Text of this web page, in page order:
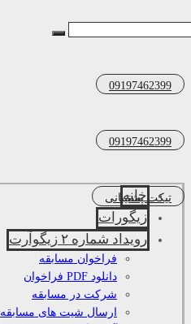
09197462399
09197462399
تیکت پشتیبانی
خانه
زیگورات
رویداد شماره ۲ زیگوآرت
فراخوان مسابقه
دانلود PDF فراخوان
شرکت در مسابقه
ارسال شیت های مسابقه